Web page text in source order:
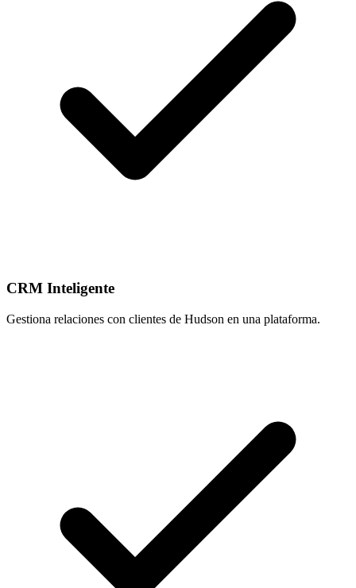
CRM Inteligente
Gestiona relaciones con clientes de Hudson en una plataforma.